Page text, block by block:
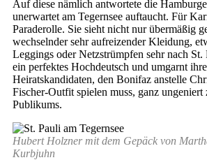
Auf diese nämlich antwortete die
unerwartet am Tegernsee auftaucht. Für
Paraderolle. Sie sieht nicht nur übermäßig
wechselnder sehr aufreizender Kleidung,
Leggings oder Netzstrümpfen sehr nach St.
ein perfektes Hochdeutsch und umgarnt
Heiratskandidaten, den Bonifaz anstelle
Fischer-Outfit spielen muss, ganz ungeniert
Publikums.
Hubert Holzner mit dem Gepäck von
Kurbjuhn